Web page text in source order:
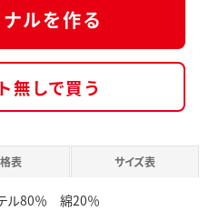
ルを作る
無しで買う
表 サイズ表
ル80％ 綿20％